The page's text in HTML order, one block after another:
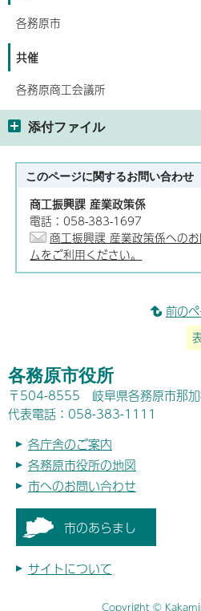
各務原市
共催
各務原商工会議所
添付ファイル
このページに関するお問い合わせ
商工振興課 産業政策係
電話：058-383-1697
商工振興課 産業政策係への
ムをご利用ください。
前の
各務原市役所
〒504-8555 岐阜県各務原市那
代表電話：058-383-1111
各庁舎のご案内
各務原市役所の地図
市へのお問い合わせ
市のあらまし
サイトについて
Copyright ©